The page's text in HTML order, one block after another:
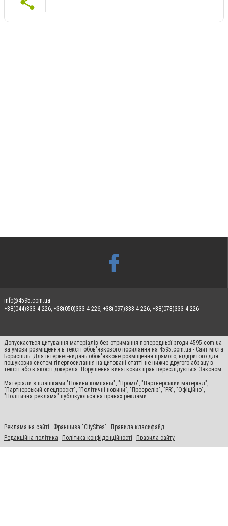
info@4595.com.ua
+38(044)333-4-226, +38(050)333-4-226, +38(097)333-4-226, +38(073)333-4-226
Допускається цитування матеріалів без отримання попередньої згоди 4595.com.ua
за умови розміщення в тексті обов'язкового посилання на 4595.com.ua - Сайт міста
Бориспіль. Для інтернет-видань обов'язкове розміщення прямого, відкритого для
пошукових систем гіперпосилання на цитовані статті не нижче другого абзацу в
тексті або в якості джерела. Порушення виняткових прав переслідується Законом.
Матеріали з плашками "Новини компаній", "Промо", "Партнерський матеріал",
"Партнерський спецпроєкт", "Політичні новини", "Пресреліз", "PR", "Офіційно",
"Політична реклама" публікуються на правах реклами.
Реклама на сайті Франшиза "CitySites"
Правила класифайд
Редакційна політика
Політика конфіденційності Правила сайту